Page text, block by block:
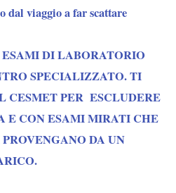
dal viaggio a far scattare
DI LABORATORIO
SPECIALIZZATO. TI
CESMET PER ESCLUDERE
E CON ESAMI MIRATI CHE
DA UN